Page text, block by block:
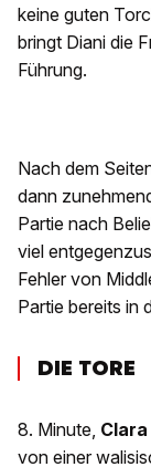
keine guten
bringt Diani die
Führung.
Nach dem
dann
Partie nach
viel
Fehler von
Partie bereits in
DIE TORE
8. Minute,
von einer